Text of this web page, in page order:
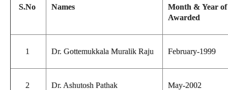
S.No Names
Month & Year
Awarded
1 Dr. Gottemukkala Muralik Raju February-1999
2 Dr. Ashutosh Pathak May-2002